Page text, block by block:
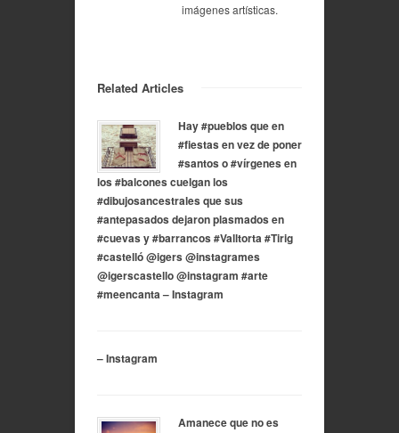
imágenes artísticas.
Related Articles
Hay #pueblos que en
#fiestas en vez de poner
#santos o #vírgenes en
los #balcones cuelgan los
#dibujosancestrales que sus
#antepasados dejaron plasmados en
#cuevas y #barrancos #Valltorta #Tirig
#castelló @igers @instagrames
@igerscastello @instagram #arte
#meencanta – Instagram
– Instagram
Amanece que no es